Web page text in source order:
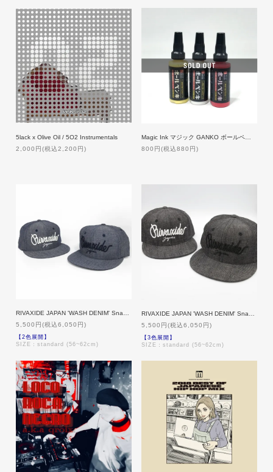
5lack x Olive Oil / 5O2 Instrumentals
2,000円(税込2,200円)
800円(税込880円)
RIVAXIDE JAPAN 'WASH DENIM' Snapback [BLUE DENIM]
5,500円(税込6,050円)
【2色展開】
SIZE：standard (56~62cm)
5,500円(税込6,050円)
【3色展開】
SIZE：standard (56~62cm)